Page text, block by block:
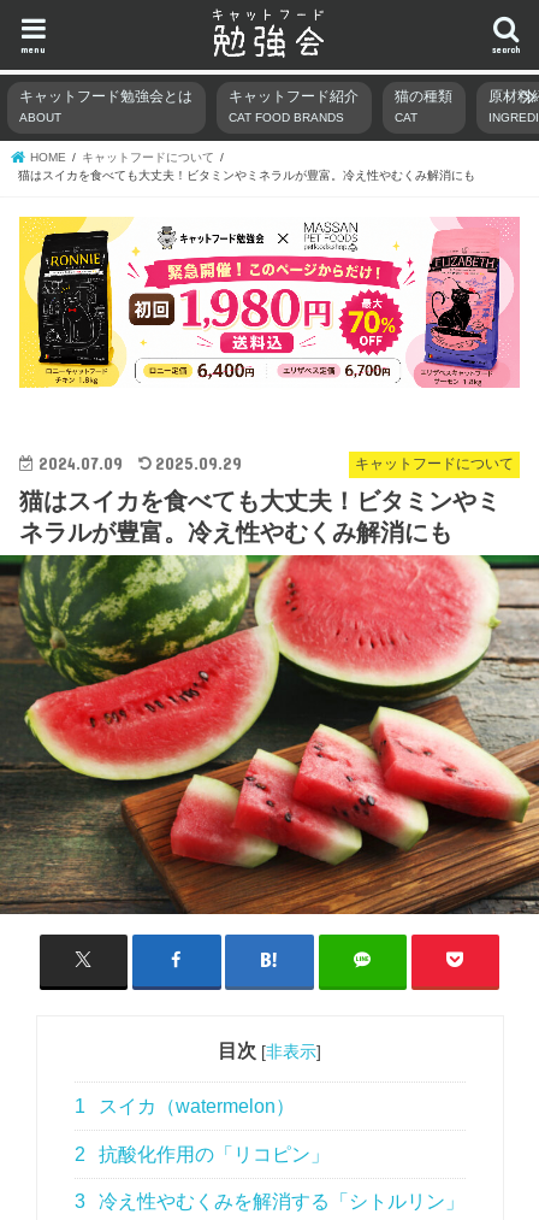
search
menu
キャットフード勉強会とは
ABOUT
キャットフード紹介
CAT FOOD BRANDS
猫の種類
CAT
原材料
HOME
キャットフードについて
猫はスイカを食べても大丈夫！ビタミンやミネラルが豊富。冷え性やむくみ解消にも
キャットフードについて
2024.07.09 2025.09.29
猫はスイカを食べても大丈夫！ビタミンやミ
ネラルが豊富。冷え性やむくみ解消にも
目次 [非表示]
1 スイカ（watermelon）
2 抗酸化作用の「リコピン」
3 冷え性やむくみを解消する「シトルリン」